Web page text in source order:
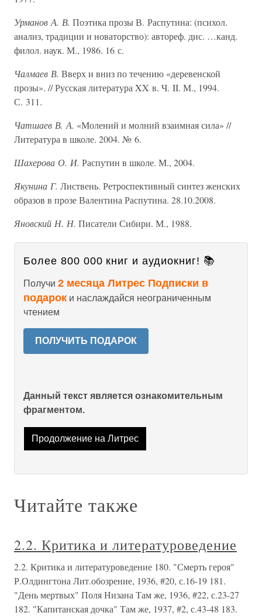
Урманов А. В. Поэтика прозы В. Распутина: (психол.
анализ, традиции и новаторство): автореф. дис. …канд.
филол. наук. М., 1986. 16 с.
Чалмаев В. Вверх и вниз по течению «деревенской
прозы». // Русская литература XX в. Ч. II. М., 1994.
С. 311.
Чатшаев В. А. «Молений и молний взаимная сила» //
Литература в школе. 2004. № 6.
Шахерова О. И. Распутин в школе. М., 2004.
Якунина Г. Листвень. Ретроспективный синтез женских
образов в прозе Валентина Распутина. 28.10.2008.
Яновский Н. Н. Писатели Сибири. М., 1988.
Более 800 000 книг и аудиокниг! 📚
Получи 2 месяца Литрес Подписки в
подарок и наслаждайся неограниченным
чтением
ПОЛУЧИТЬ ПОДАРОК
Данный текст является ознакомительным
фрагментом.
Продолжение на Литрес
Читайте также
2.2. Критика и литературоведение
2.2. Критика и литературоведение 180. "Смерть героя"
Р.Олдингтона Лит.обозрение, 1936, #20, с.16-19 181.
"День мертвых" Поля Низана Там же, 1936, #22, с.23-27
182. "Капитанская дочка" Там же, 1937, #2, с.43-48 183.